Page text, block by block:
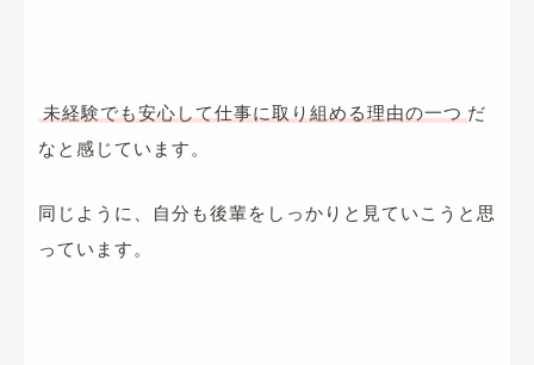
未経験でも安心して仕事に取り組める理由の一つ だ
なと感じています。
同じように、自分も後輩をしっかりと見ていこうと思
っています。